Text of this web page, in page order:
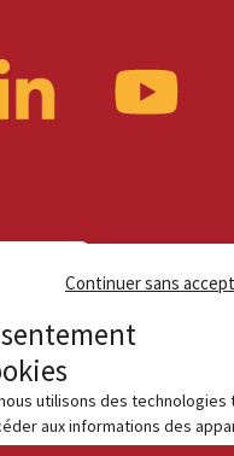
utilisons des technologies
aux informations des
Continuer sans